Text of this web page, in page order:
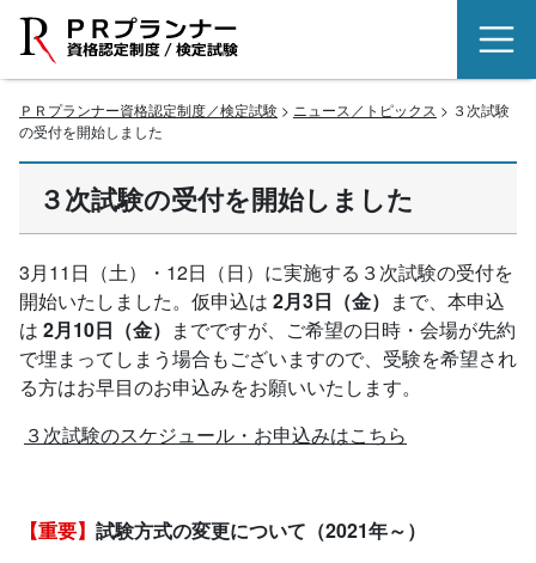
ＰＲプランナー資格認定制度／検定試験 > ニュース／トピックス > ３次試験
の受付を開始しました
３次試験の受付を開始しました
3月11日（土）・12日（日）に実施する３次試験の受付を
開始いたしました。仮申込は 2月3日（金） まで、本申込
は 2月10日（金） までですが、ご希望の日時・会場が先約
で埋まってしまう場合もございますので、受験を希望され
る方はお早目のお申込みをお願いいたします。
３次試験のスケジュール・お申込みはこちら
【重要】 試験方式の変更について（2021年～）